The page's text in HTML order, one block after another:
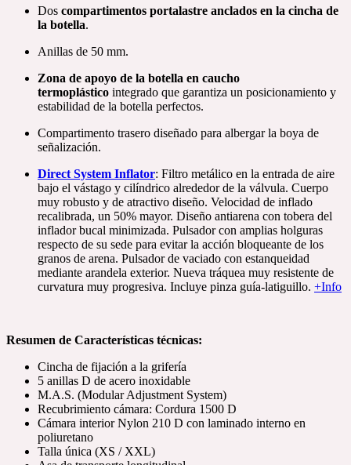
Dos compartimentos portalastre anclados en la cincha de
la botella.
Anillas de 50 mm.
Zona de apoyo de la botella en caucho
termoplástico integrado que garantiza un posicionamiento y
estabilidad de la botella perfectos.
Compartimento trasero diseñado para albergar la boya de
señalización.
Direct System Inflator: Filtro metálico en la entrada de aire
bajo el vástago y cilíndrico alrededor de la válvula. Cuerpo
muy robusto y de atractivo diseño. Velocidad de inflado
recalibrada, un 50% mayor. Diseño antiarena con tobera del
inflador bucal minimizada. Pulsador con amplias holguras
respecto de su sede para evitar la acción bloqueante de los
granos de arena. Pulsador de vaciado con estanqueidad
mediante arandela exterior. Nueva tráquea muy resistente de
curvatura muy progresiva. Incluye pinza guía-latiguillo. +Info
Resumen de Características técnicas:
Cincha de fijación a la grifería
5 anillas D de acero inoxidable
M.A.S. (Modular Adjustment System)
Recubrimiento cámara: Cordura 1500 D
Cámara interior Nylon 210 D con laminado interno en
poliuretano
Talla única (XS / XXL)